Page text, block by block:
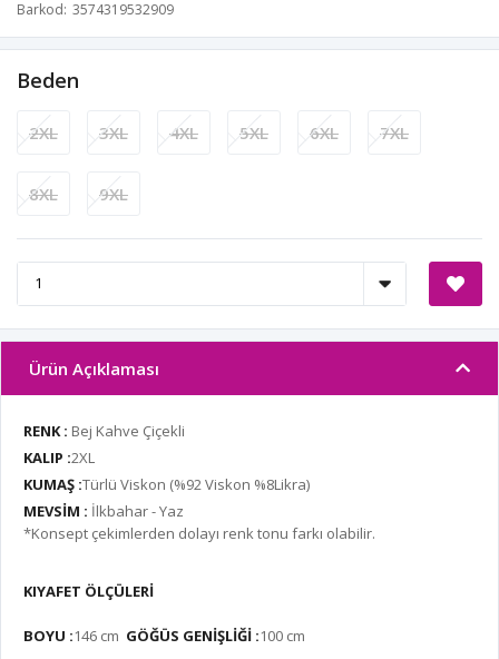
Barkod 3574319532909
Beden
2XL 3XL 4XL 5XL 6XL 7XL
8XL 9XL
Ürün Açıklaması
RENK : Bej Kahve Çiçekli
KALIP :2XL
KUMAŞ :Türlü Viskon (%92 Viskon %8Likra)
MEVSİM : İlkbahar - Yaz
*Konsept çekimlerden dolayı renk tonu farkı olabilir.
KIYAFET ÖLÇÜLERİ
BOYU :146 cm GÖĞÜS GENİŞLİĞİ :100 cm